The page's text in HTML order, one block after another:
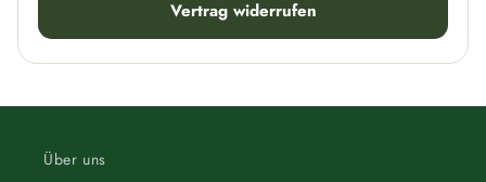
Vertrag widerrufen
Über uns